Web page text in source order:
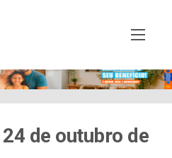
24 de outubro de